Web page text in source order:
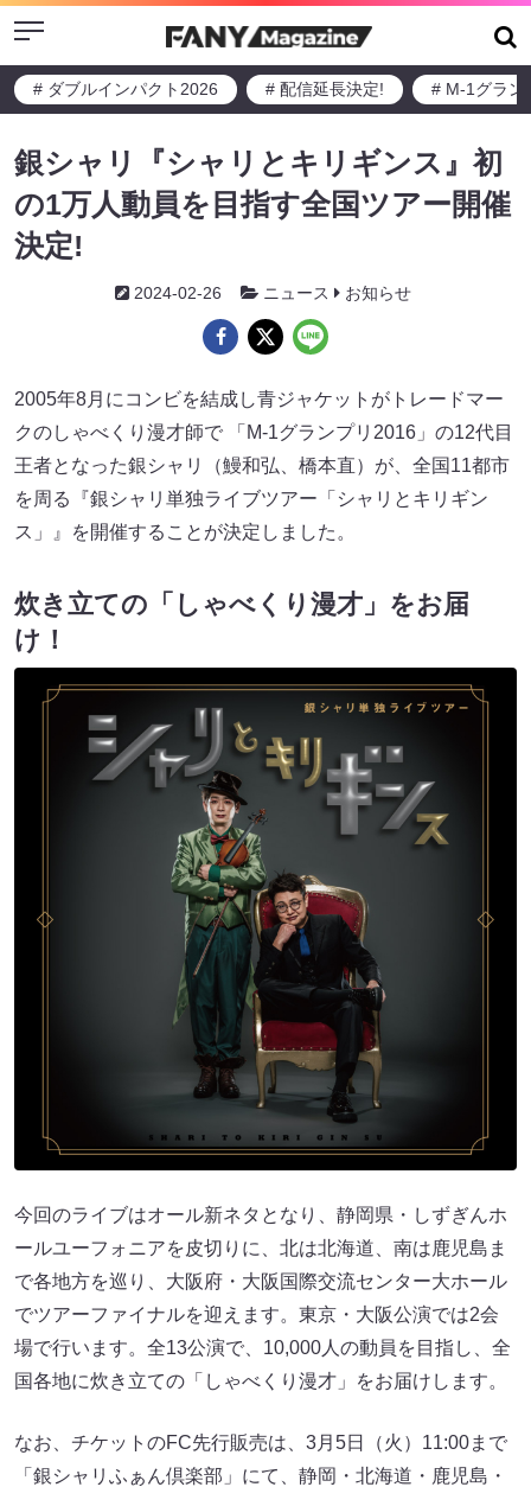
Menu
# ダブルインパクト2026 # 配信延長決定! # M-1グラン
銀シャリ『シャリとキリギンス』初
の1万人動員を目指す全国ツアー開催
決定!
2024-02-26 ニュース お知らせ
2005年8月にコンビを結成し青ジャケットがトレードマー
クのしゃべくり漫才師で 「M-1グランプリ2016」の12代目
王者となった銀シャリ（鰻和弘、橋本直）が、全国11都市
を周る『銀シャリ単独ライブツアー「シャリとキリギン
ス」』を開催することが決定しました。
炊き立ての「しゃべくり漫才」をお届
け！
今回のライブはオール新ネタとなり、静岡県・しずぎんホ
ールユーフォニアを皮切りに、北は北海道、南は鹿児島ま
で各地方を巡り、大阪府・大阪国際交流センター大ホール
でツアーファイナルを迎えます。東京・大阪公演では2会
場で行います。全13公演で、10,000人の動員を目指し、全
国各地に炊き立ての「しゃべくり漫才」をお届けします。
なお、チケットのFC先行販売は、3月5日（火）11:00まで
「銀シャリふぁん倶楽部」にて、静岡・北海道・鹿児島・